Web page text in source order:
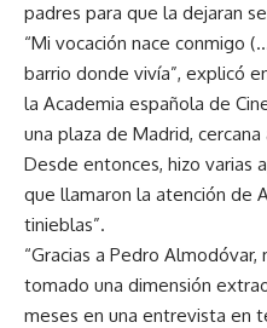
padres para que la dejaran
“Mi vocación nace conmigo
barrio donde vivía”, explicó
la Academia española de
una plaza de Madrid,
Desde entonces, hizo varias
que llamaron la atención de
tinieblas”.
“Gracias a Pedro
tomado una dimensión
meses en una entrevista en